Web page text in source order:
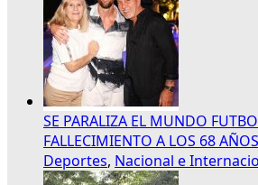
SE PARALIZA EL MUNDO
FALLECIMIENTO A LOS 68
Deportes, Nacional e